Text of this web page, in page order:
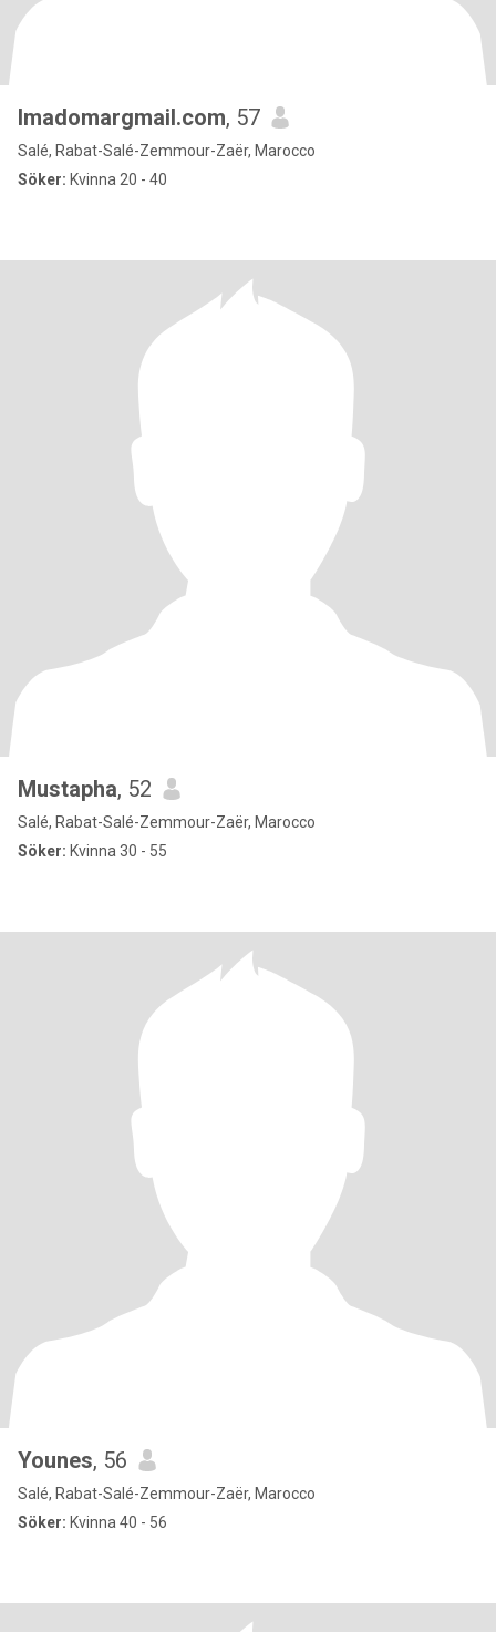
Imadomargmail.com, 57
Salé, Rabat-Salé-Zemmour-Zaër, Marocco
Söker: Kvinna 20 - 40
Mustapha, 52
Salé, Rabat-Salé-Zemmour-Zaër, Marocco
Söker: Kvinna 30 - 55
Younes, 56
Salé, Rabat-Salé-Zemmour-Zaër, Marocco
Söker: Kvinna 40 - 56